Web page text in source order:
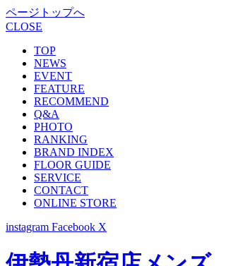
ページトップへ
CLOSE
TOP
NEWS
EVENT
FEATURE
RECOMMEND
Q&A
PHOTO
RANKING
BRAND INDEX
FLOOR GUIDE
SERVICE
CONTACT
ONLINE STORE
instagram Facebook X